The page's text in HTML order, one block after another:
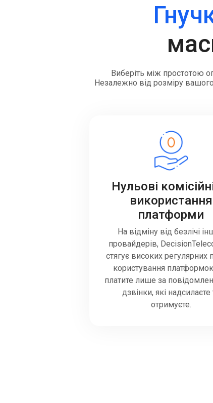
Виберіть між простотою
Незалежно від розміру вашого
Нульові
використання
платформи
На відміну від безлічі
провайдерів,
стягує високих регулярних
користування
платите лише за
дзвінки, які надсилаєте
отримуєте.